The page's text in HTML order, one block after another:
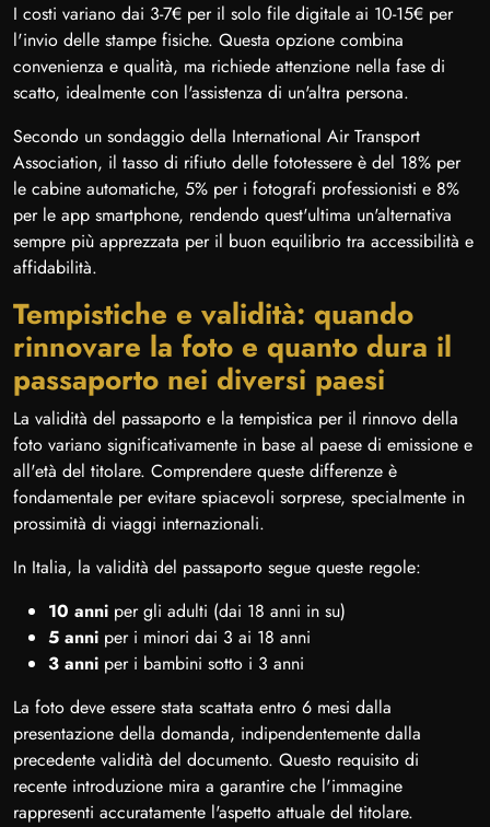
I costi variano dai 3-7€ per il solo file digitale ai 10-15€ per
l'invio delle stampe fisiche. Questa opzione combina
convenienza e qualità, ma richiede attenzione nella fase di
scatto, idealmente con l'assistenza di un'altra persona.
Secondo un sondaggio della International Air Transport
Association, il tasso di rifiuto delle fototessere è del 18% per
le cabine automatiche, 5% per i fotografi professionisti e 8%
per le app smartphone, rendendo quest'ultima un'alternativa
sempre più apprezzata per il buon equilibrio tra accessibilità e
affidabilità.
Tempistiche e validità: quando
rinnovare la foto e quanto dura il
passaporto nei diversi paesi
La validità del passaporto e la tempistica per il rinnovo della
foto variano significativamente in base al paese di emissione e
all'età del titolare. Comprendere queste differenze è
fondamentale per evitare spiacevoli sorprese, specialmente in
prossimità di viaggi internazionali.
In Italia, la validità del passaporto segue queste regole:
10 anni per gli adulti (dai 18 anni in su)
5 anni per i minori dai 3 ai 18 anni
3 anni per i bambini sotto i 3 anni
La foto deve essere stata scattata entro 6 mesi dalla
presentazione della domanda, indipendentemente dalla
precedente validità del documento. Questo requisito di
recente introduzione mira a garantire che l'immagine
rappresenti accuratamente l'aspetto attuale del titolare.